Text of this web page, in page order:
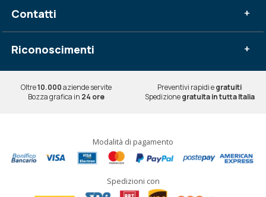
Contatti +
Riconoscimenti +
Oltre10.000aziende servite Preventivi rapidi egratuiti
Bozza grafica in 24 ore Spedizionegratuita in tutta Italia
Modalità di pagamento
Spedizioni con